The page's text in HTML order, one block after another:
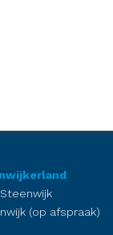
(op afspraak)